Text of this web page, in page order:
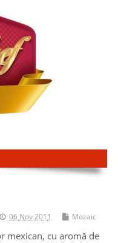
06 Nov 2011 Mozaic
mexican, cu aromă de